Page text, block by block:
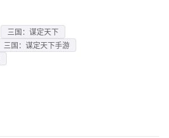
三国：谋定天下
三国：谋定天下手游